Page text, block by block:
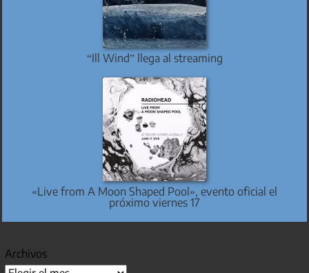
“Ill Wind” llega al streaming
«Live from A Moon Shaped Pool», evento oficial el
próximo viernes 17
Archivos